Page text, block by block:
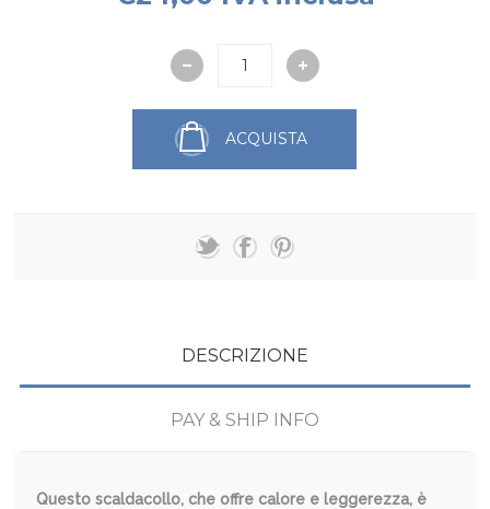
ACQUISTA
DESCRIZIONE
PAY & SHIP INFO
Questo scaldacollo, che offre calore e leggerezza, è